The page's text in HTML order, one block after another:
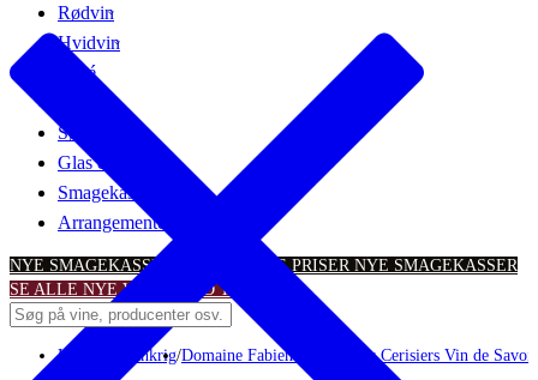
Rødvin
Hvidvin
Rosé
Søde vine
Glas & tilbehør
Smagekasser
Arrangementer
NYE SMAGEKASSER – TIL SKARPE PRISER NYE SMAGEKASSER
SE ALLE NYE VINTILBUDTILBUD
Hvidvin Frankrig/Domaine Fabien Trosset Les Cerisiers Vin de